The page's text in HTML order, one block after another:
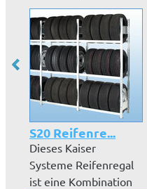
S20 Reifenre...
Dieses Kaiser
Systeme Reifenregal
ist eine Kombination